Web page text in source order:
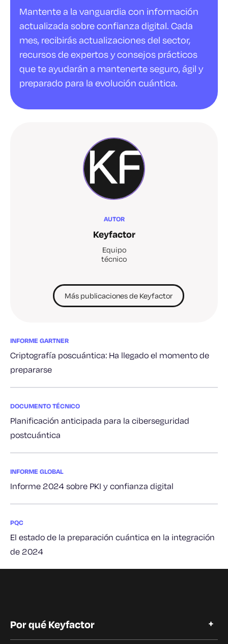
Mantente a la vanguardia con información
actualizada sobre confianza digital. Cada
mes, recibirás actualizaciones del sector,
recursos de expertos y consejos prácticos
que te ayudarán a mantenerte seguro, ágil y
preparado para la evolución cuántica.
AUTOR
Keyfactor
Equipo
técnico
Más publicaciones de Keyfactor
INFORME GARTNER
Criptografía poscuántica: Ha llegado el momento de
prepararse
DOCUMENTO TÉCNICO
Planificación anticipada para la ciberseguridad
postcuántica
INFORME GLOBAL
Informe 2024 sobre PKI y confianza digital
PQC
El estado de la preparación cuántica en la integración
de 2024
Por qué Keyfactor